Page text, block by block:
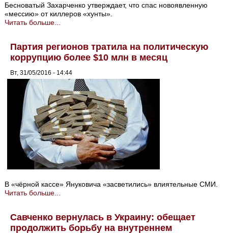
Бесноватый Захарченко утверждает, что спас новоявленную
«мессию» от киллеров «хунты».
Читать больше...
Партия регионов тратила на политическую
коррупцию более $10 млн в месяц
Вт, 31/05/2016 - 14:44
В «чёрной кассе» Януковича «засветились» влиятельные СМИ.
Читать больше...
Савченко вернулась в Украину: обещает
продолжить борьбу на внутреннем